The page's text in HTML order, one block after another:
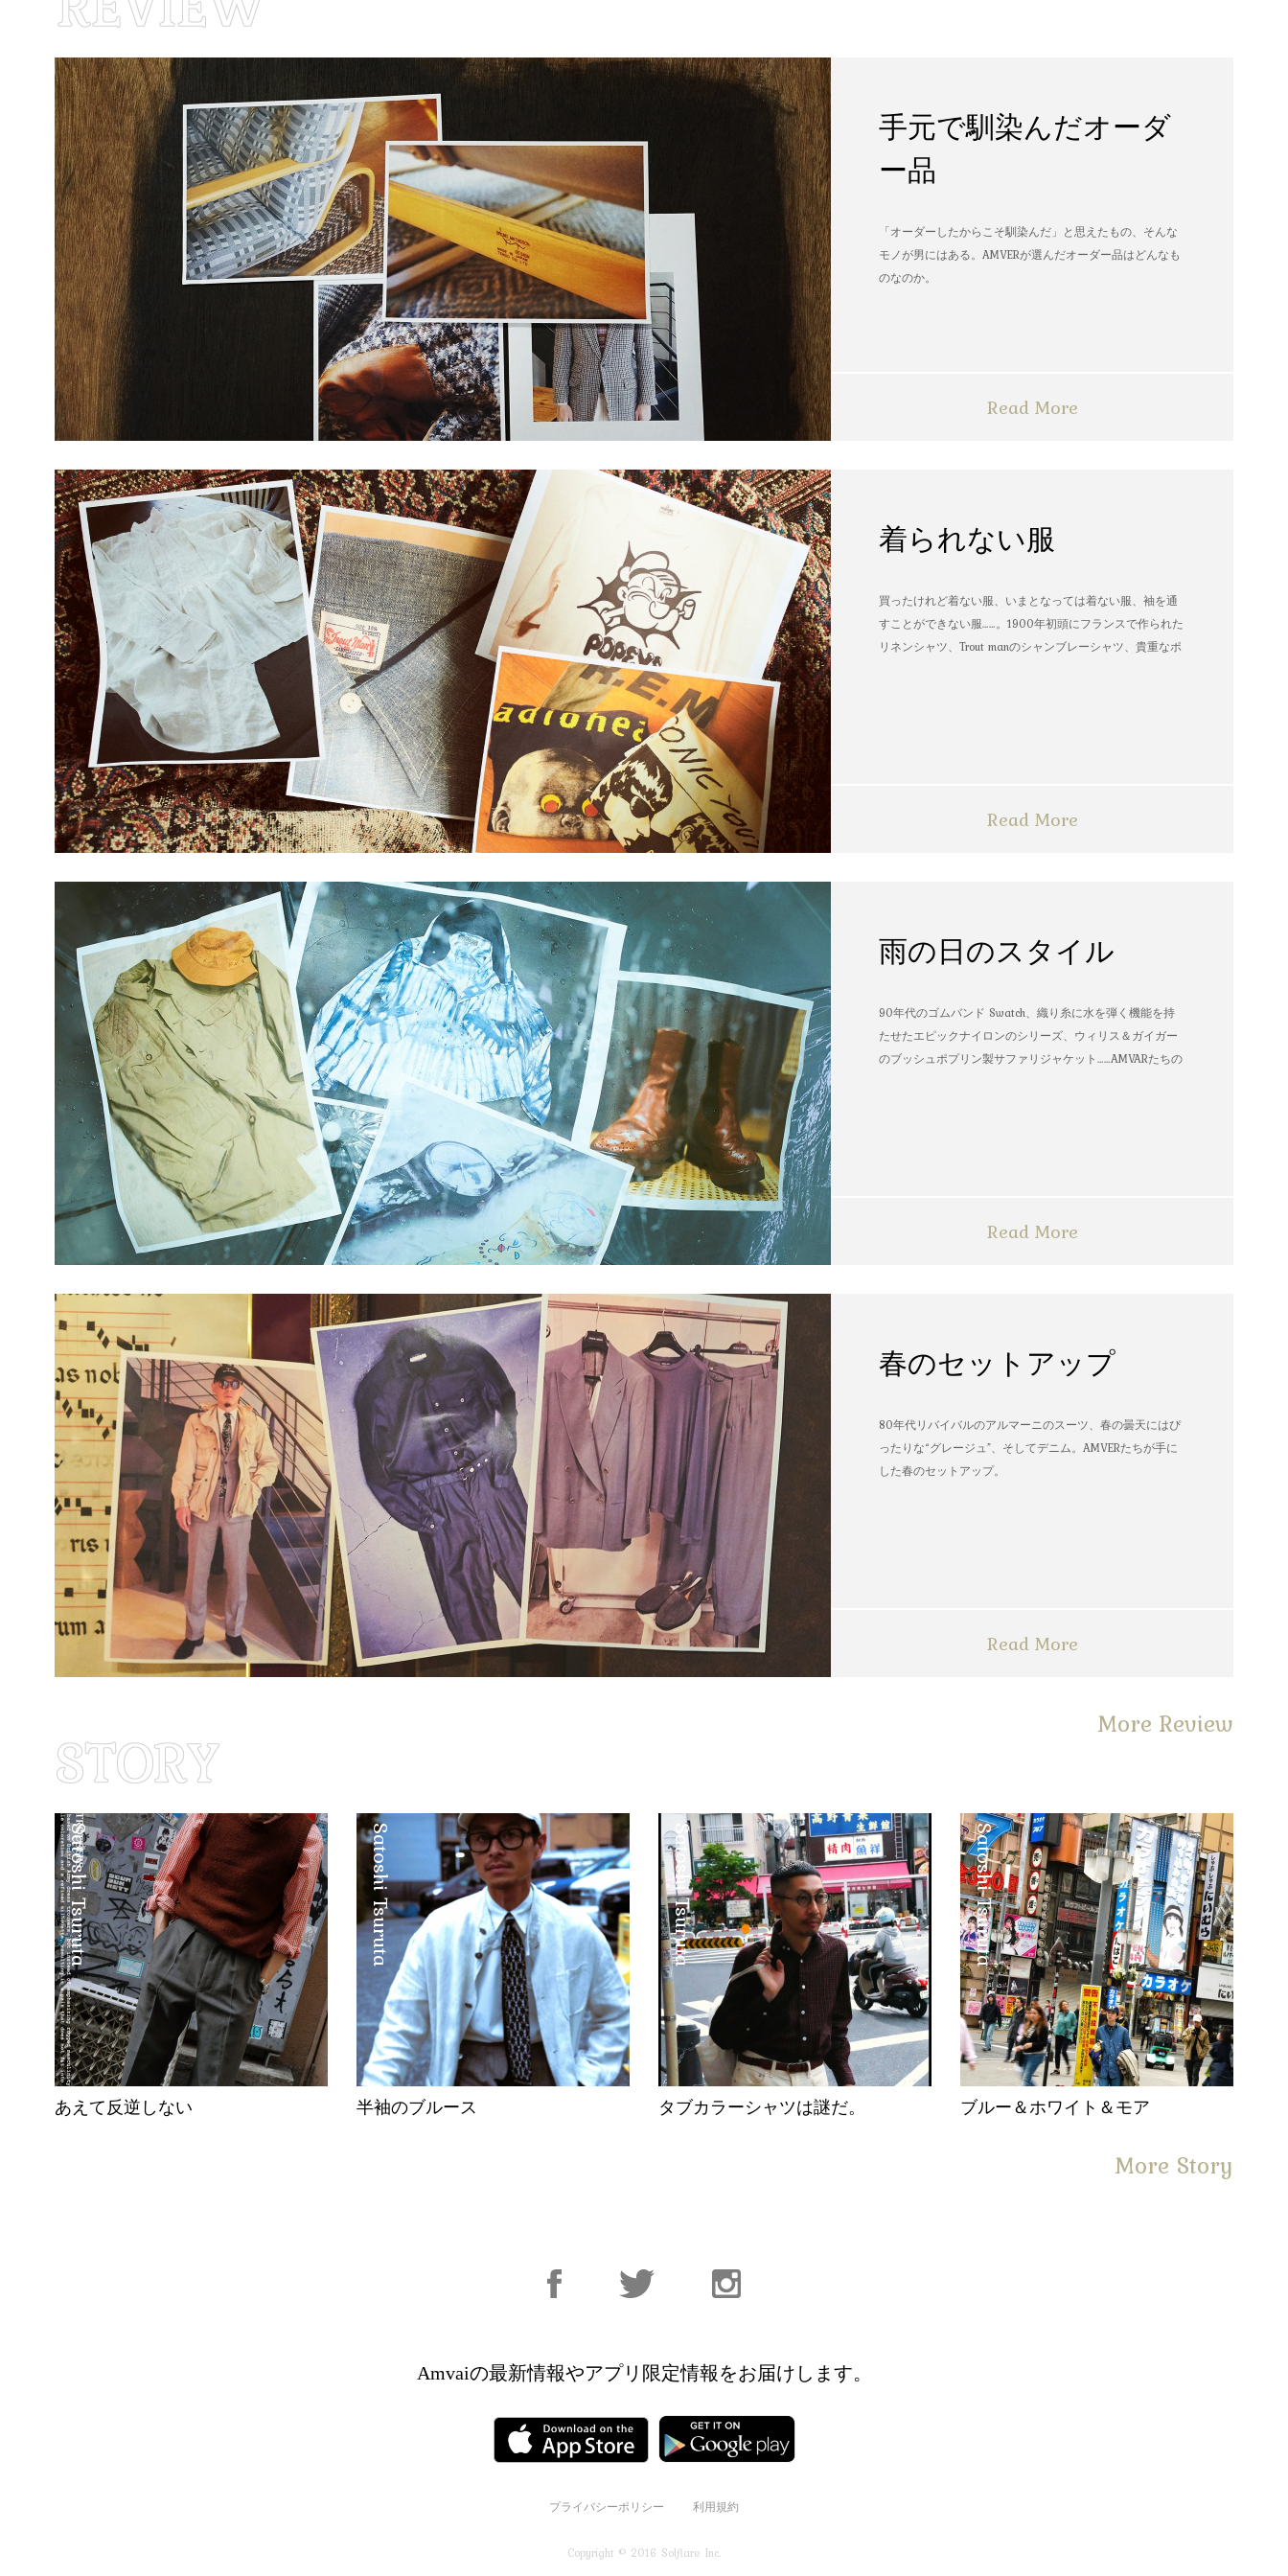
手元で馴染んだオーダ
ー品
「オーダーしたからこそ馴染んだ」と思えたもの、そんな
モノが男にはある。AMVERが選んだオーダー品はどんなも
のなのか。
Read More
着られない服
買ったけれど着ない服、いまとなっては着ない服、袖を通
すことができない服……。1900年初頭にフランスで作られた
リネンシャツ、Trout manのシャンブレーシャツ、貴重なポ
Read More
雨の日のスタイル
90年代のゴムバンド Swatch、織り糸に水を弾く機能を持
たせたエピックナイロンのシリーズ、ウィリス＆ガイガー
のブッシュポプリン製サファリジャケット……AMVARたちの
Read More
春のセットアップ
80年代リバイバルのアルマーニのスーツ、春の曇天にはぴ
ったりな“グレージュ”、そしてデニム。AMVERたちが手に
した春のセットアップ。
Read More
More Review
Satoshi Tsuruta
あえて反逆しない
Satoshi Tsuruta
半袖のブルース
Satoshi Tsuruta
タブカラーシャツは謎だ。
Satoshi Tsuruta
ブルー＆ホワイト＆モア
More Story
Amvaiの最新情報やアプリ限定情報をお届けします。
プライバシーポリシー 利用規約
Copyright © 2016 Solflare Inc.